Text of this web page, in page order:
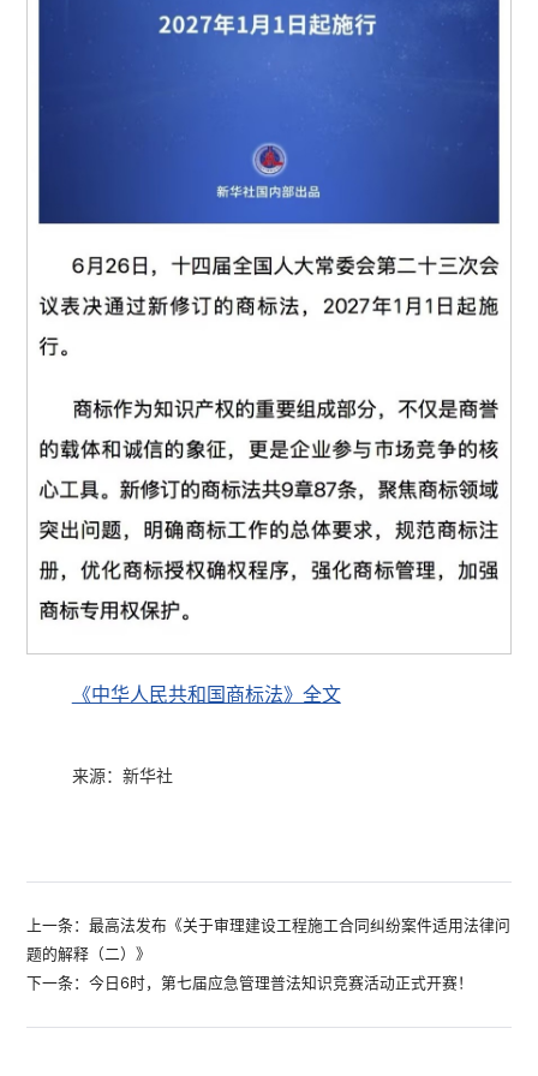
《中华人民共和国商标法》全文
来源：新华社
上一条：最高法发布《关于审理建设工程施工合同纠纷案件适用法律问
题的解释（二）》
下一条：今日6时，第七届应急管理普法知识竞赛活动正式开赛！